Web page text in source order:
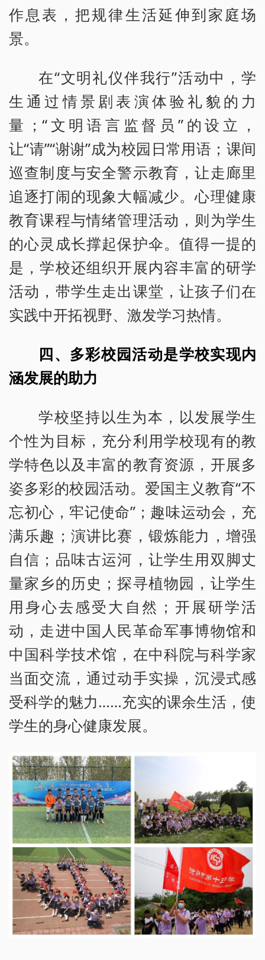
作息表，把规律生活延伸到家庭场
景。
在“文明礼仪伴我行”活动中，学
生通过情景剧表演体验礼貌的力
量；“文明语言监督员”的设立，
让“请”“谢谢”成为校园日常用语；课间
巡查制度与安全警示教育，让走廊里
追逐打闹的现象大幅减少。心理健康
教育课程与情绪管理活动，则为学生
的心灵成长撑起保护伞。值得一提的
是，学校还组织开展内容丰富的研学
活动，带学生走出课堂，让孩子们在
实践中开拓视野、激发学习热情。
四、多彩校园活动是学校实现内
涵发展的助力
学校坚持以生为本，以发展学生
个性为目标，充分利用学校现有的教
学特色以及丰富的教育资源，开展多
姿多彩的校园活动。爱国主义教育“不
忘初心，牢记使命”；趣味运动会，充
满乐趣；演讲比赛，锻炼能力，增强
自信；品味古运河，让学生用双脚丈
量家乡的历史；探寻植物园，让学生
用身心去感受大自然；开展研学活
动，走进中国人民革命军事博物馆和
中国科学技术馆，在中科院与科学家
当面交流，通过动手实操，沉浸式感
受科学的魅力……充实的课余生活，使
学生的身心健康发展。